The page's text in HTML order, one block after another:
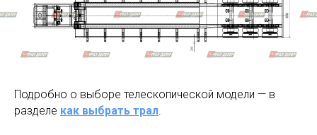
Подробно о выборе телескопической модели — в
разделе как выбрать трал.